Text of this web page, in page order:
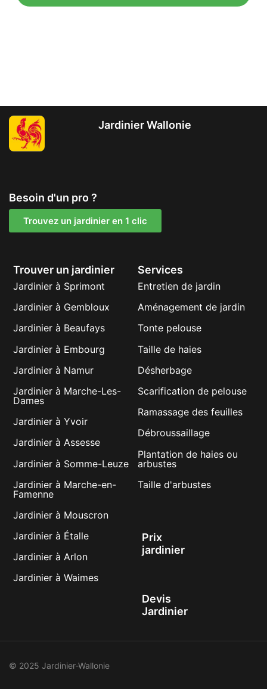
Jardinier Wallonie
Trouver un jardinier
Jardinier à Sprimont
Jardinier à Gembloux
Jardinier à Beaufays
Jardinier à Embourg
Jardinier à Namur
Jardinier à Marche-Les-
Dames
Jardinier à Yvoir
Jardinier à Assesse
Jardinier à Somme-Leuze
Jardinier à Marche-en-
Famenne
Jardinier à Mouscron
Jardinier à Étalle
Jardinier à Arlon
Jardinier à Waimes
Services
Entretien de jardin
Aménagement de jardin
Tonte pelouse
Taille de haies
Désherbage
Scarification de pelouse
Ramassage des feuilles
Débroussaillage
Plantation de haies ou
arbustes
Taille d'arbustes
Prix
jardinier
Devis
Jardinier
Besoin d'un pro ?
Trouvez un jardinier en 1 clic
© 2025 Jardinier-Wallonie